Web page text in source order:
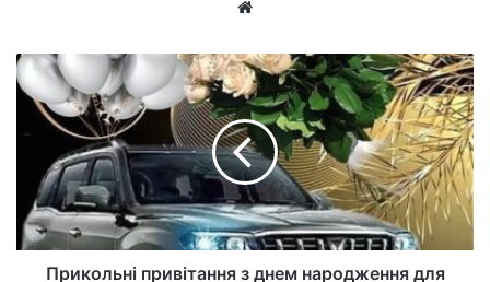
са
йт
Прикольні привітання з днем народження для